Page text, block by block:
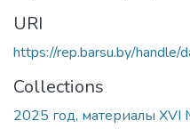
URI
https://rep.barsu.by/handle/
Collections
2025 год, материалы